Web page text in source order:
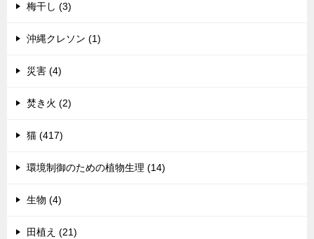
梅干し (3)
沖縄クレソン (1)
災害 (4)
焚き火 (2)
猫 (417)
環境制御のための植物生理 (14)
生物 (4)
田植え (21)